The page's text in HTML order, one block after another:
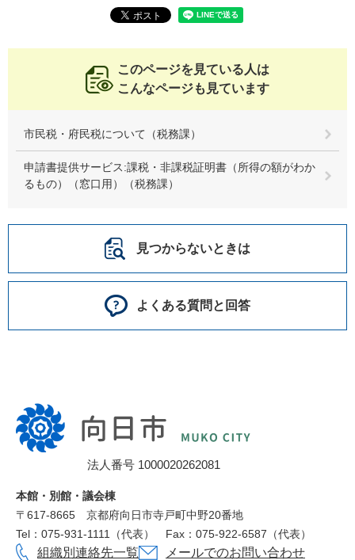
このページを見ている人は
こんなページも見ています
市民税・府民税について（税務課）
申請書提供サービス:課税・非課税証明書（所得の額がわか
るもの）（窓口用）（税務課）
見つからないときは
よくある質問と回答
向
日
市
所
法人番号 1000020262081
本館・別館・議会棟
〒617‐8665
京都府向日市寺戸町中野20番地
Tel：075-931-1111（代表）
Fax：075-922-6587（代表）
組織別連絡先一覧 メールでのお問い合わせ